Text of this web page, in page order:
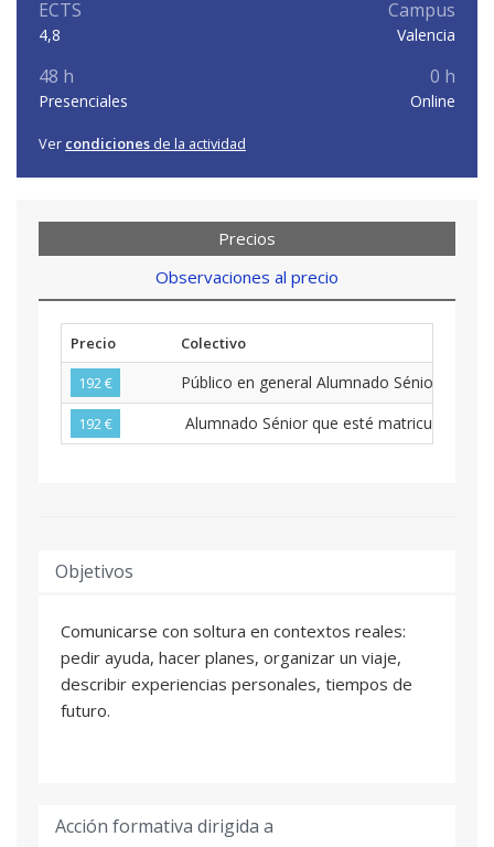
ECTS
4,8
Campus
Valencia
48 h
Presenciales
0 h
Online
Ver condiciones de la actividad
Precios
Observaciones al precio
Precio
Colectivo
192 €
Público en general Alumnado Sénior con
192 € Alumnado Sénior que esté matriculado
Objetivos
Comunicarse con soltura en contextos reales:
pedir ayuda, hacer planes, organizar un viaje,
describir experiencias personales, tiempos de
futuro.
Acción formativa dirigida a